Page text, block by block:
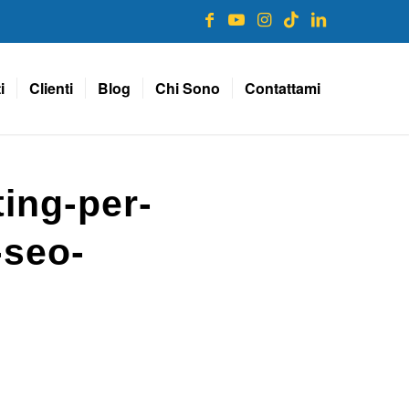
Clienti Blog Chi Sono Contattami
per-